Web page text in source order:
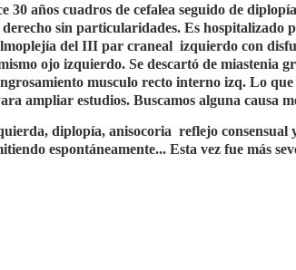
30 años cuadros de cefalea seguido de
sin particularidades. Es hospitalizado
del III par craneal izquierdo con
ojo izquierdo. Se descartó de miastenia
musculo recto interno izq. Lo que
ampliar estudios. Buscamos alguna causa
diplopía, anisocoria reflejo consensual
espontáneamente... Esta vez fue más